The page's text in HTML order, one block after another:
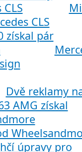
CLS
Dvě reklamy